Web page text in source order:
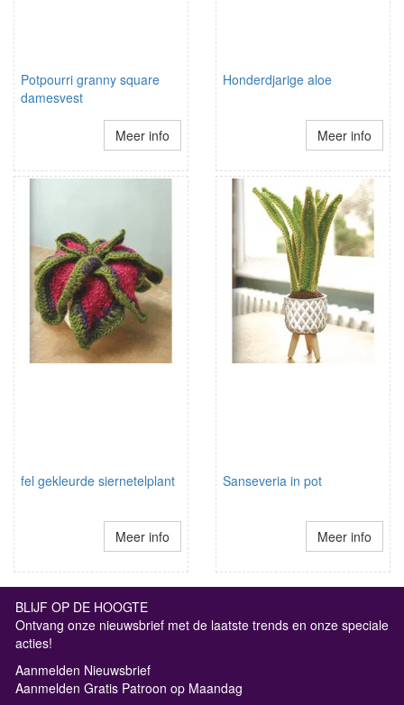
Potpourri granny square
damesvest
Meer info
Honderdjarige aloe
Meer info
fel gekleurde siernetelplant
Meer info
Sanseveria in pot
Meer info
BLIJF OP DE HOOGTE
Ontvang onze nieuwsbrief met de laatste trends en onze speciale
acties!
Aanmelden Nieuwsbrief
Aanmelden Gratis Patroon op Maandag